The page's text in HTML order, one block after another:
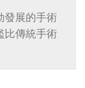
發展的手術
比傳統手術